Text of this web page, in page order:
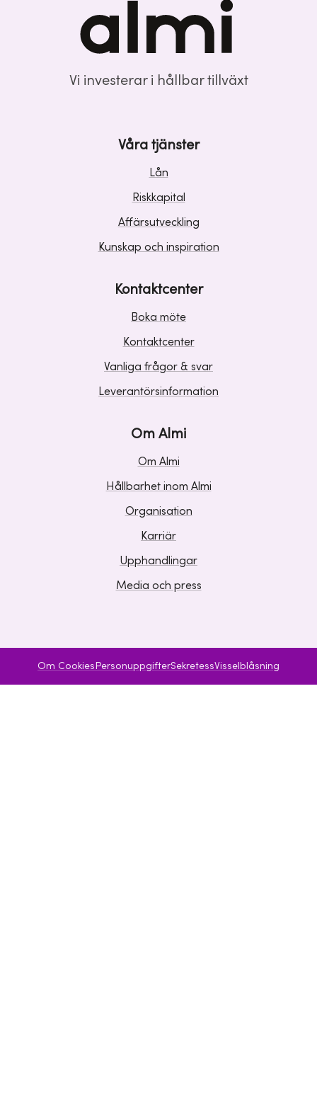
Vi investerar i hållbar tillväxt
Våra tjänster
Lån
Riskkapital
Affärsutveckling
Kunskap och inspiration
Kontaktcenter
Boka möte
Kontaktcenter
Vanliga frågor & svar
Leverantörsinformation
Om Almi
Om Almi
Hållbarhet inom Almi
Organisation
Karriär
Upphandlingar
Media och press
Om CookiesPersonuppgifterSekretessVisselblåsning